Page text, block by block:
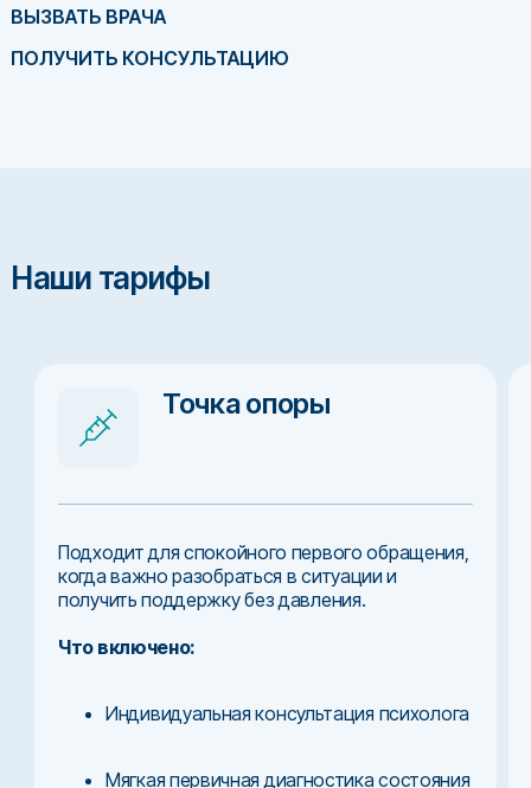
ВЫЗВАТЬ ВРАЧА
ПОЛУЧИТЬ КОНСУЛЬТАЦИЮ
Наши тарифы
Точка опоры
Подходит для спокойного первого обращения,
когда важно разобраться в ситуации и
получить поддержку без давления.
Что включено:
Индивидуальная консультация психолога
Мягкая первичная диагностика состояния